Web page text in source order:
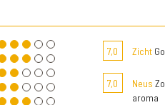
7,0 Zicht
7,0 Neus
aroma